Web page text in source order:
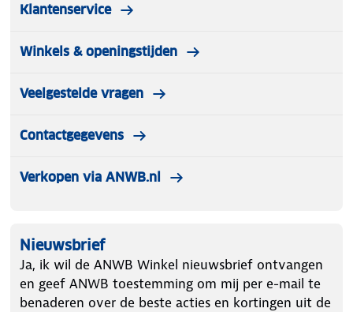
Klantenservice
Winkels & openingstijden
Veelgestelde vragen
Contactgegevens
Verkopen via ANWB.nl
Nieuwsbrief
Ja, ik wil de ANWB Winkel nieuwsbrief ontvangen
en geef ANWB toestemming om mij per e-mail te
benaderen over de beste acties en kortingen uit de